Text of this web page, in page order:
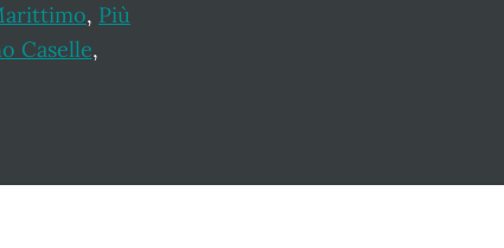
, Più
Caselle,